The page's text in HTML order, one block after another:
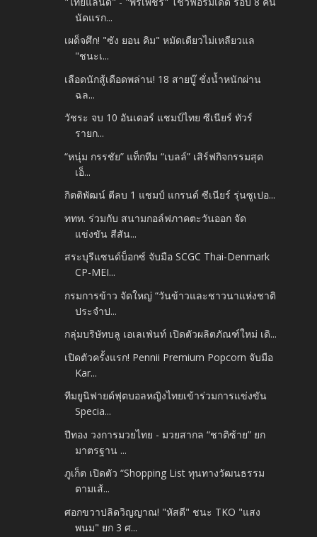
นัดแรก...
เผด็จศึก! "ซัง ยอน คิม" หมัดเดียวไม่เหลียวแล
"ชนะเ...
เลือดนักสู้เดือดพล่าน! 18 สายบู๊ ชั่งน้ำหนักผ่าน
ฉล...
วัชระ จบ 10 อันเดอร์ แชมป์ไทย ซีเนียร์ ทัวร์
รายก...
“หนุ่ม กรรชัย” แท็กทีม “เบลล์” เสิร์ฟกิจกรรมสุด
เอ็...
กิตติพัฒน์ ตีลบ 1 แชมป์ แกรนด์ ซีเนียร์ รุ่นซูเปอ...
ททท. ร่วมกับ สนามกอล์ฟภาคตะวันออก จัด
แข่งขัน สีสัน...
สระบุรีแซนด์บ็อกซ์ จับมือ SCGC Thai-Denmark
CP-MEI...
กรมการข้าว จัดใหญ่ “วันข้าวและชาวนาแห่งชาติ
ประจำป...
กลุ่มบริษัทบลู เอเลเฟ่นท์ เปิดตัวผลิตภัณฑ์ใหม่ เดิ...
เปิดตัวครั้งแรก! Pennii Premium Popcorn จับมือ
Kar...
ทีมยูนิฟายด์ฟุตบอลหญิงไทยเข้าร่วมการแข่งขัน
Specia...
ปีทอง วงการมวยไทย - มวยสากล “ชาติซ้าย” ยก
มาตรฐาน ...
ภูเก็ต เปิดตัว “Shopping List ทุนทางวัฒนธรรม
ตามเส้...
ศอกขวาปลิดวิญญาณ! "หัสดี" ชนะ TKO "แสง
พนม" ยก 3 ศ...